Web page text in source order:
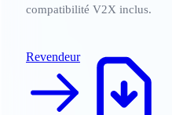
compatibilité V2X inclus.
Revendeur